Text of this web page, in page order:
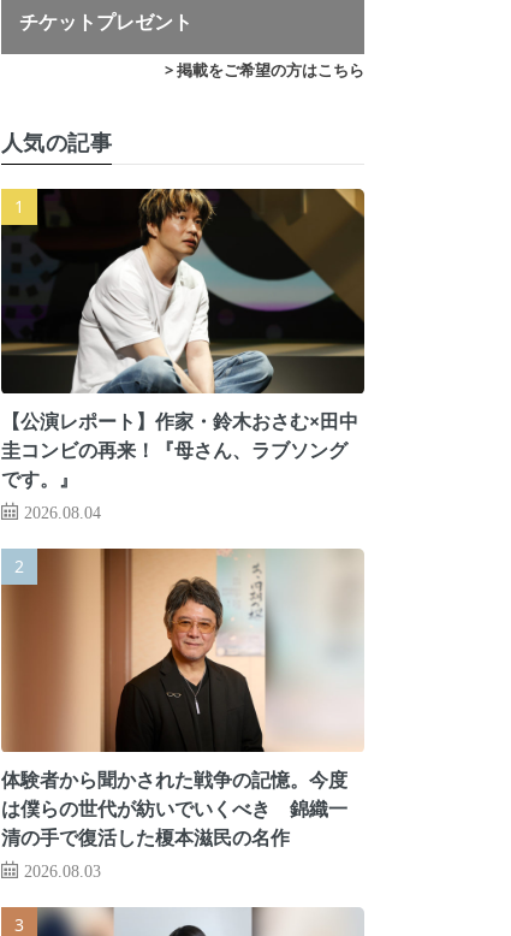
チケットプレゼント
> 掲載をご希望の方はこちら
人気の記事
【公演レポート】作家・鈴木おさむ×田中
圭コンビの再来！『母さん、ラブソング
です。』
2026.08.04
体験者から聞かされた戦争の記憶。今度
は僕らの世代が紡いでいくべき 錦織一
清の手で復活した榎本滋民の名作
2026.08.03